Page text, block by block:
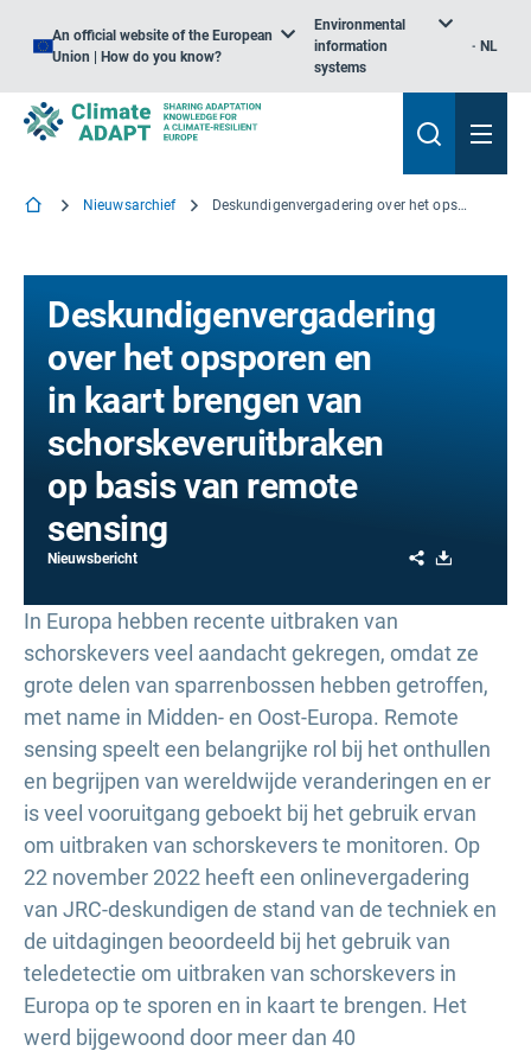
An official website of the European
Union | How do you know?
Environmental
information
systems
NL
Nieuwsarchief Deskundigenvergadering over het opsporen en in kaart brengen van schorskeveruitbraken op basis van remote sensing
Deskundigenvergadering
over het opsporen en
in kaart brengen van
schorskeveruitbraken
op basis van remote
sensing
Nieuwsbericht Share
In Europa hebben recente uitbraken van
schorskevers veel aandacht gekregen, omdat ze
grote delen van sparrenbossen hebben getroffen,
met name in Midden- en Oost-Europa. Remote
sensing speelt een belangrijke rol bij het onthullen
en begrijpen van wereldwijde veranderingen en er
is veel vooruitgang geboekt bij het gebruik ervan
om uitbraken van schorskevers te monitoren. Op
22 november 2022 heeft een onlinevergadering
van JRC-deskundigen de stand van de techniek en
de uitdagingen beoordeeld bij het gebruik van
teledetectie om uitbraken van schorskevers in
Europa op te sporen en in kaart te brengen. Het
werd bijgewoond door meer dan 40